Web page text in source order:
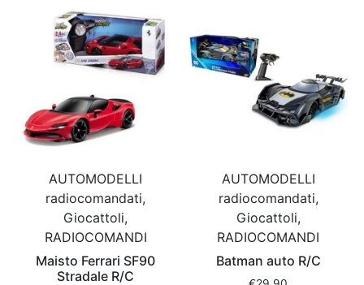
AUTOMODELLI
radiocomandati,
Giocattoli,
RADIOCOMANDI
Maisto Ferrari SF90
Stradale R/C
AUTOMODELLI
radiocomandati,
Giocattoli,
RADIOCOMANDI
Batman auto R/C